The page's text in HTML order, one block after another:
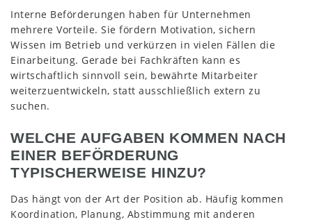
Interne Beförderungen haben für Unternehmen
mehrere Vorteile. Sie fördern Motivation, sichern
Wissen im Betrieb und verkürzen in vielen Fällen die
Einarbeitung. Gerade bei Fachkräften kann es
wirtschaftlich sinnvoll sein, bewährte Mitarbeiter
weiterzuentwickeln, statt ausschließlich extern zu
suchen.
WELCHE AUFGABEN KOMMEN NACH
EINER BEFÖRDERUNG
TYPISCHERWEISE HINZU?
Das hängt von der Art der Position ab. Häufig kommen
Koordination, Planung, Abstimmung mit anderen